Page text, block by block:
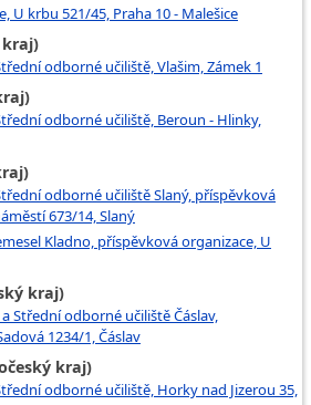
U krbu 521/45, Praha 10 - Malešice
kraj)
odborné učiliště, Vlašim, Zámek 1
odborné učiliště, Beroun - Hlinky,
odborné učiliště Slaný, příspěvková
673/14, Slaný
Kladno, příspěvková organizace, U
kraj)
Střední odborné učiliště Čáslav,
1234/1, Čáslav
kraj)
odborné učiliště, Horky nad Jizerou 35,